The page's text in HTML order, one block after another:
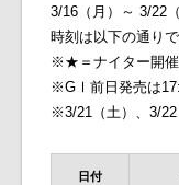
3/16（月）～ 3/22
時刻は以下の通りで
※★＝ナイター開催
※GⅠ前日発売は
※3/21（土）、3/22
日付